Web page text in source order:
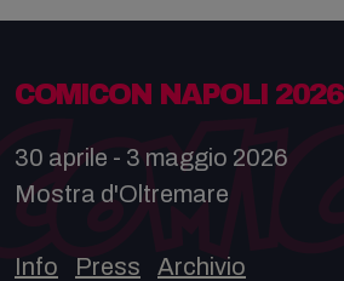
COMICON NAPOLI 2026
30 aprile - 3 maggio 2026
Mostra d'Oltremare
Info Press Archivio